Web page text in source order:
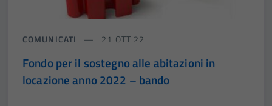
COMUNICATI 21 OTT 22
Fondo per il sostegno alle abitazioni in
locazione anno 2022 – bando